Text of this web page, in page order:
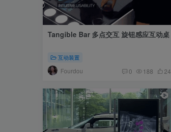
Tangible Bar 多点交互 旋钮感应互动桌
互动装置
Fourdou 0 188 24